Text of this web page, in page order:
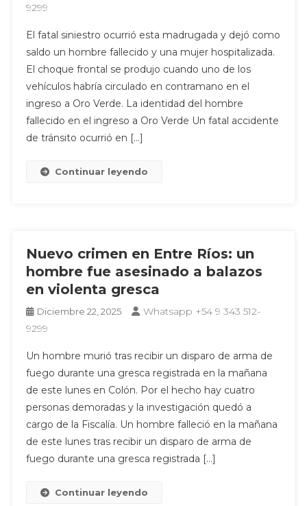
9299
El fatal siniestro ocurrió esta madrugada y dejó como
saldo un hombre fallecido y una mujer hospitalizada.
El choque frontal se produjo cuando uno de los
vehículos habría circulado en contramano en el
ingreso a Oro Verde. La identidad del hombre
fallecido en el ingreso a Oro Verde Un fatal accidente
de tránsito ocurrió en […]
Continuar leyendo
Nuevo crimen en Entre Ríos: un
hombre fue asesinado a balazos
en violenta gresca
Diciembre 22, 2025
Whatsapp +54 9 343 512-
9299
Un hombre murió tras recibir un disparo de arma de
fuego durante una gresca registrada en la mañana
de este lunes en Colón. Por el hecho hay cuatro
personas demoradas y la investigación quedó a
cargo de la Fiscalía. Un hombre falleció en la mañana
de este lunes tras recibir un disparo de arma de
fuego durante una gresca registrada […]
Continuar leyendo